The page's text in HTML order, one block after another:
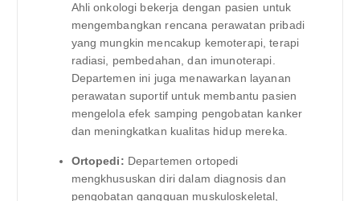
Ahli onkologi bekerja dengan pasien untuk
mengembangkan rencana perawatan pribadi
yang mungkin mencakup kemoterapi, terapi
radiasi, pembedahan, dan imunoterapi.
Departemen ini juga menawarkan layanan
perawatan suportif untuk membantu pasien
mengelola efek samping pengobatan kanker
dan meningkatkan kualitas hidup mereka.
Ortopedi: Departemen ortopedi
mengkhususkan diri dalam diagnosis dan
pengobatan gangguan muskuloskeletal,